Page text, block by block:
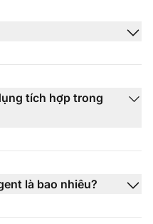
tích hợp trong
là bao nhiêu?